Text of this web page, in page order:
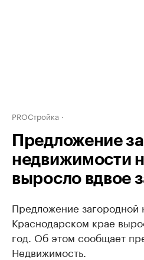
PROСтройка
Предложение
недвижимости
выросло вдвое
Предложение загородной
Краснодарском крае
год. Об этом сообщает
Недвижимость.